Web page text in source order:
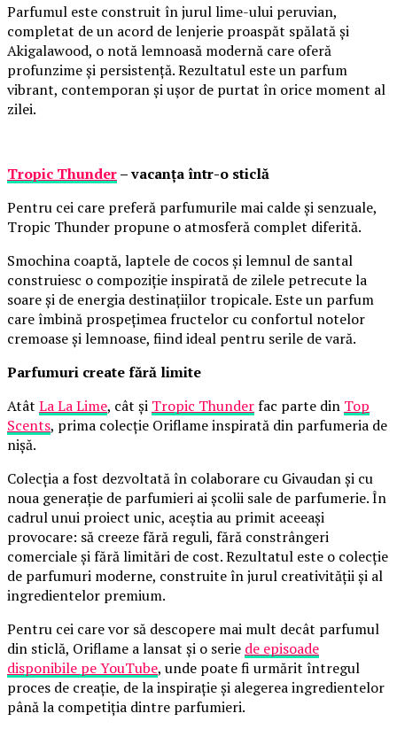
Parfumul este construit în jurul lime-ului peruvian,
completat de un acord de lenjerie proaspăt spălată și
Akigalawood, o notă lemnoasă modernă care oferă
profunzime și persistență. Rezultatul este un parfum
vibrant, contemporan și ușor de purtat în orice moment al
zilei.
Tropic Thunder– vacanța într-o sticlă
Pentru cei care preferă parfumurile mai calde și senzuale,
Tropic Thunder propune o atmosferă complet diferită.
Smochina coaptă, laptele de cocos și lemnul de santal
construiesc o compoziție inspirată de zilele petrecute la
soare și de energia destinațiilor tropicale. Este un parfum
care îmbină prospețimea fructelor cu confortul notelor
cremoase și lemnoase, fiind ideal pentru serile de vară.
Parfumuri create fără limite
Atât La La Lime, cât și Tropic Thunderfac parte din Top
Scents, prima colecție Oriflame inspirată din parfumeria de
nișă.
Colecția a fost dezvoltată în colaborare cu Givaudan și cu
noua generație de parfumieri ai școlii sale de parfumerie. În
cadrul unui proiect unic, aceștia au primit aceeași
provocare: să creeze fără reguli, fără constrângeri
comerciale și fără limitări de cost. Rezultatul este o colecție
de parfumuri moderne, construite în jurul creativității și al
ingredientelor premium.
Pentru cei care vor să descopere mai mult decât parfumul
din sticlă, Oriflame a lansat și o serie de episoade
disponibile pe YouTube, unde poate fi urmărit întregul
proces de creație, de la inspirație și alegerea ingredientelor
până la competiția dintre parfumieri.